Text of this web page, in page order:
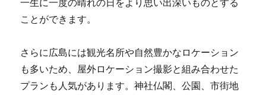
ことができます。
さらに広島には観光名所や自然豊かなロケーション
も多いため、屋外ロケーション撮影と組み合わせた
プランも人気があります。神社仏閣、公園、市街地